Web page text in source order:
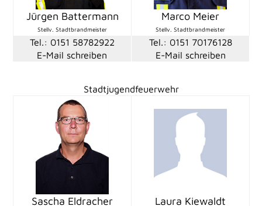
Jürgen Battermann Marco Meier
Stellv. Stadtbrandmeister Stellv. Stadtbrandmeister
Tel.: 0151 58782922
Tel.: 0151 70176128
E-Mail schreiben
E-Mail schreiben
Stadtjugendfeuerwehr
Sascha Eldracher Laura Kiewaldt